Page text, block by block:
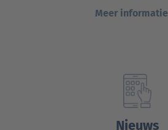
Meer informatie
Nieuws